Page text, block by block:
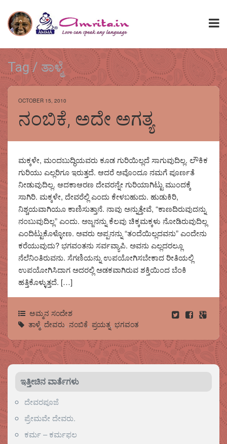
Tag / ತಾಳ್ಮೆ
OCTOBER 15, 2010
ನಂಬಿಕೆ, ಅದೇ ಅಗತ್ಯ
ಮಕ್ಕಳೇ, ಮಂದಬುದ್ಧಿಯವರು ಕೂಡ ಗುರಿಯಿಲ್ಲದೆ ಸಾಗುವುದಿಲ್ಲ. ಲೌಕಿಕ
ಗುರಿಯು ಎಲ್ಲರಿಗೂ ಇರುತ್ತದೆ. ಆದರೆ ಅವೊಂದೂ ನಮಗೆ ಪೂರ್ಣತೆ
ನೀಡುವುದಿಲ್ಲ. ಆದಕಾಆರಣ ದೇವರನ್ನೇ ಗುರಿಯಾಗಿಟ್ಟು ಮುಂದಕ್ಕೆ
ಸಾಗಿರಿ. ಮಕ್ಕಳೇ, ದೇವರೆಲ್ಲಿ ಎಂದು ಕೇಳಬಹುದು. ಹುಡುಕಿರಿ,
ನಿಶ್ಚಯವಾಗಿಯೂ ಕಾಣಿಸುತ್ತಾನೆ. ನಾವು ಅನ್ನುತ್ತೇವೆ, “ಕಾಣದಿರುವುದನ್ನು
ನಂಬುವುದಿಲ್ಲ” ಎಂದು. ಅಜ್ಜನನ್ನು ಕೆಲವು ಚಿಕ್ಕಮಕ್ಕಳು ನೋಡಿರುವುದಿಲ್ಲ
ಎಂದಿಟ್ಟುಕೊಳ್ಳೋಣ. ಅವರು ಅಪ್ಪನನ್ನು “ತಂದೆಯಿಲ್ಲದವನು” ಎಂದೇನು
ಕರೆಯುವುದು? ಭಗವಂತನು ಸರ್ವವ್ಯಾಪಿ. ಅವನು ಎಲ್ಲದರಲ್ಲೂ
ನೆಲೆನಿಂತಿರುವನು. ಸೆಗಣಿಯನ್ನು ಉಪಯೋಗಿಸಬೇಕಾದ ರೀತಿಯಲ್ಲಿ
ಉಪಯೋಗಿಸಿದಾಗ ಅದರಲ್ಲಿ ಅಡಕವಾಗಿರುವ ಶಕ್ತಿಯಿಂದ ಬೆಂಕಿ
ಹತ್ತಿಕೊಳ್ಳುತ್ತದೆ. […]
ಅಮ್ಮನ ಸಂದೇಶ
ತಾಳ್ಮೆ, ದೇವರು, ನಂಬಿಕೆ, ಪ್ರಯತ್ನ, ಭಗವಂತ
ಇತ್ತೀಚಿನ ವಾರ್ತೆಗಳು
ದೇವರಪೂಜೆ
ಪ್ರೇಮವೇ ದೇವರು.
ಕರ್ಮ – ಕರ್ಮಫಲ